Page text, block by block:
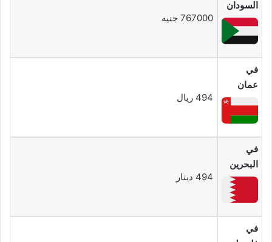
السودان
767000 جنيه
في
عمان
494 ريال
في
البحرين
494 دينار
في